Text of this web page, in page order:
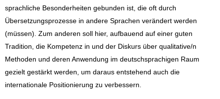
sprachliche Besonderheiten gebunden ist, die oft durch
Übersetzungsprozesse in andere Sprachen verändert werden
(müssen). Zum anderen soll hier, aufbauend auf einer guten
Tradition, die Kompetenz in und der Diskurs über qualitative/n
Methoden und deren Anwendung im deutschsprachigen Raum
gezielt gestärkt werden, um daraus entstehend auch die
internationale Positionierung zu verbessern.